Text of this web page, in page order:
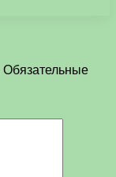
Обязательные